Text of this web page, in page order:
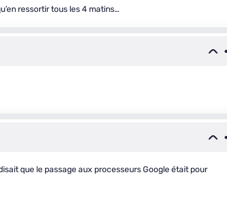
ressortir tous les 4 matins…
que le passage aux processeurs Google était pour